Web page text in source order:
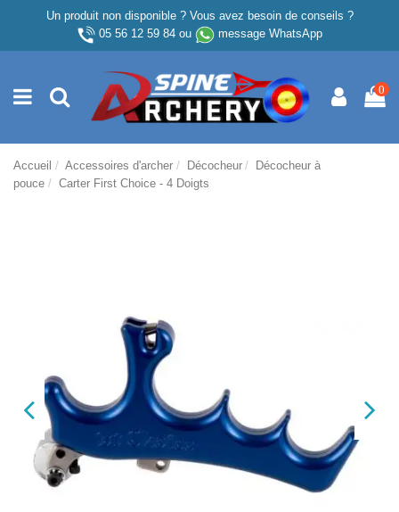
Un produit non disponible ? Vous avez besoin de conseils ?
05 56 12 59 84ou message WhatsApp
0
Accueil Accessoires d'archer Décocheur
Décocheur à
pouce
Carter First Choice - 4 Doigts